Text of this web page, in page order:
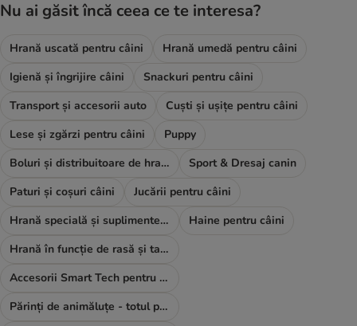
Nu ai găsit încă ceea ce te interesa?
Hrană uscată pentru câini
Hrană umedă pentru câini
Igienă și îngrijire câini
Snackuri pentru câini
Transport și accesorii auto
Cuști și ușițe pentru câini
Lese și zgărzi pentru câini
Puppy
Boluri și distribuitoare de hrană și apă
Sport & Dresaj canin
Paturi și coșuri câini
Jucării pentru câini
Hrană specială și suplimente alimentare
Haine pentru câini
Hrană în funcție de rasă și talie
Accesorii Smart Tech pentru câini
Părinți de animăluțe - totul pentru TINE